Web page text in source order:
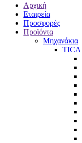
Αρχική
Εταιρεία
Προσφορές
Προϊόντα
Μηχανάκια
TICA